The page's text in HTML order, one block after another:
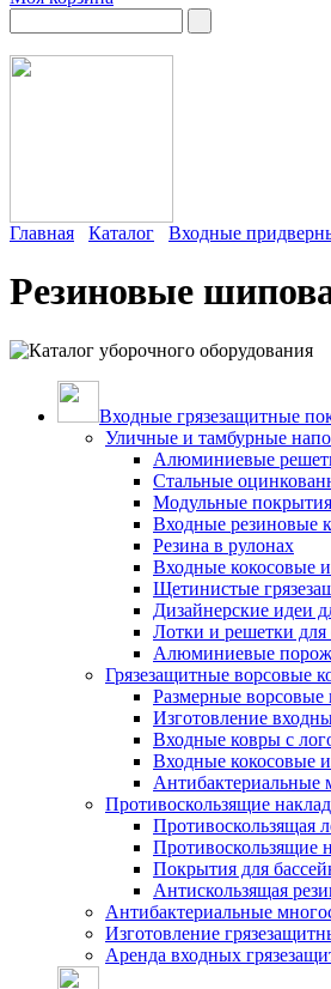
Главная Каталог Входные
Резиновые
Входные грязезащитные
Уличные и тамбурные
Алюминиевые
Стальные
Модульные
Входные резиновые
Резина в рулонах
Входные кокосовые
Щетинистые
Дизайнерские идеи
Лотки и решетки для
Алюминиевые
Грязезащитные ворсовые
Размерные ворсовые
Изготовление
Входные ковры с
Входные кокосовые
Антибактериальные
Противоскользящие
Противоскользящая
Противоскользящие
Покрытия для
Антискользящая
Антибактериальные
Изготовление
Аренда входных